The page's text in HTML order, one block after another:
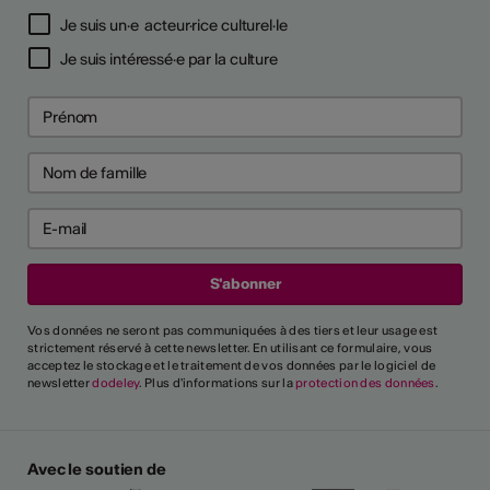
Je suis un·e acteur·rice culturel·le
Je suis intéressé·e par la culture
Vos données ne seront pas communiquées à des tiers et leur usage est
strictement réservé à cette newsletter. En utilisant ce formulaire, vous
acceptez le stockage et le traitement de vos données par le logiciel de
newsletterdodeley. Plus d'informations sur la protection des données.
Avec le soutien de